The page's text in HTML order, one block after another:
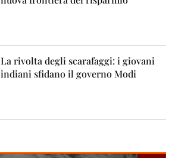
La rivolta degli scarafaggi: i giovani
indiani sfidano il governo Modi